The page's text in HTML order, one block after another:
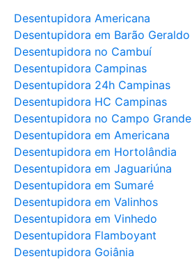
Desentupidora Americana
Desentupidora em Barão Geraldo
Desentupidora no Cambuí
Desentupidora Campinas
Desentupidora 24h Campinas
Desentupidora HC Campinas
Desentupidora no Campo Grande
Desentupidora em Americana
Desentupidora em Hortolândia
Desentupidora em Jaguariúna
Desentupidora em Sumaré
Desentupidora em Valinhos
Desentupidora em Vinhedo
Desentupidora Flamboyant
Desentupidora Goiânia